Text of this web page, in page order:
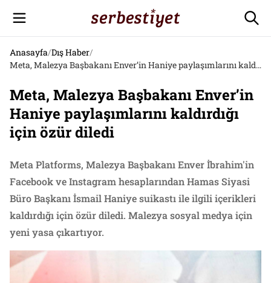
Anasayfa/Dış Haber/
Meta, Malezya Başbakanı Enver’in Haniye paylaşımlarını kaldırdığı için özür diledi
Meta, Malezya Başbakanı Enver’in
Haniye paylaşımlarını kaldırdığı
için özür diledi
Meta Platforms, Malezya Başbakanı Enver İbrahim'in
Facebook ve Instagram hesaplarından Hamas Siyasi
Büro Başkanı İsmail Haniye suikastı ile ilgili içerikleri
kaldırdığı için özür diledi. Malezya sosyal medya için
yeni yasa çıkartıyor.